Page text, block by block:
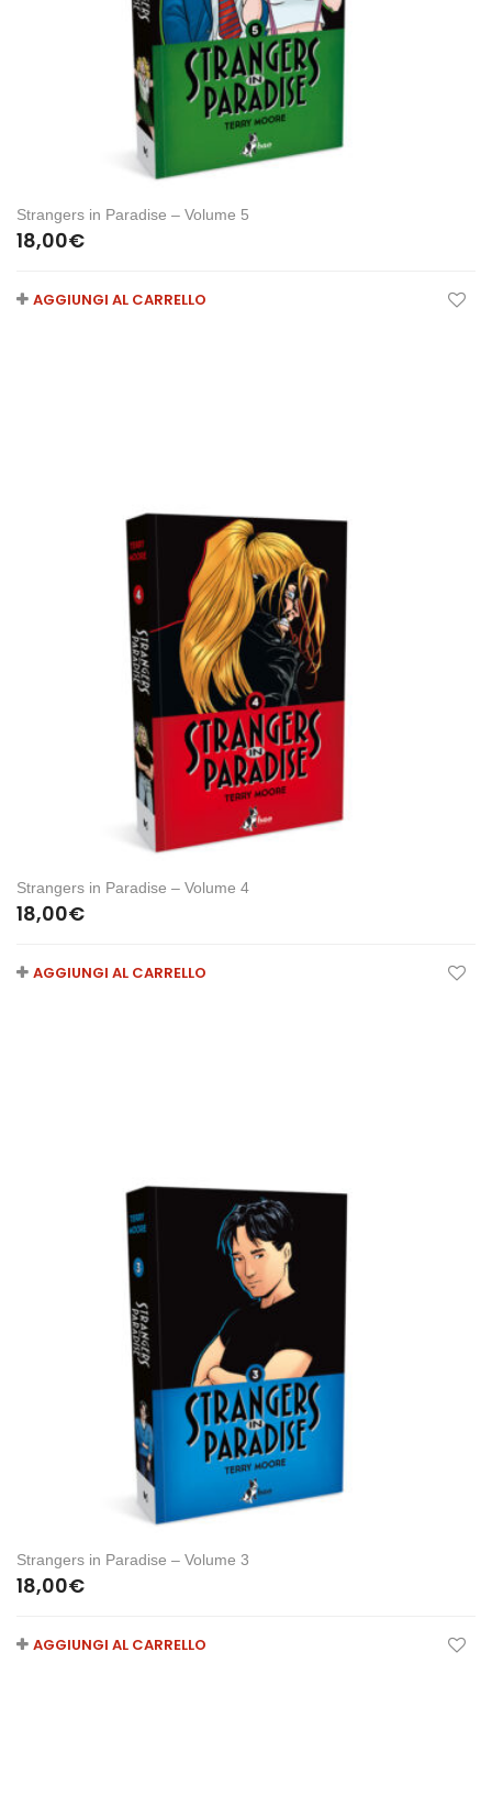
Strangers in Paradise – Volume 5
18,00€
AGGIUNGI AL CARRELLO
Strangers in Paradise – Volume 4
18,00€
AGGIUNGI AL CARRELLO
Strangers in Paradise – Volume 3
18,00€
AGGIUNGI AL CARRELLO